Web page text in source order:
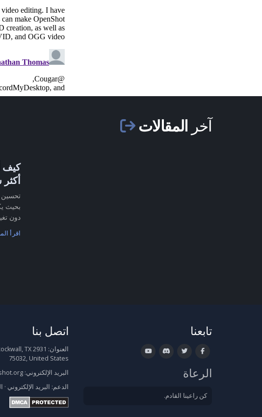
آخر المقالات
كيف
تحسين
بحيث
دون
اقرأ
اتصل بنا
العنوان:
TX
75032, United States
البريد الإلكتروني:
الدعم: البريد الإلكتروني ·
تابعنا
الرعاة
كن راعينا القادم.